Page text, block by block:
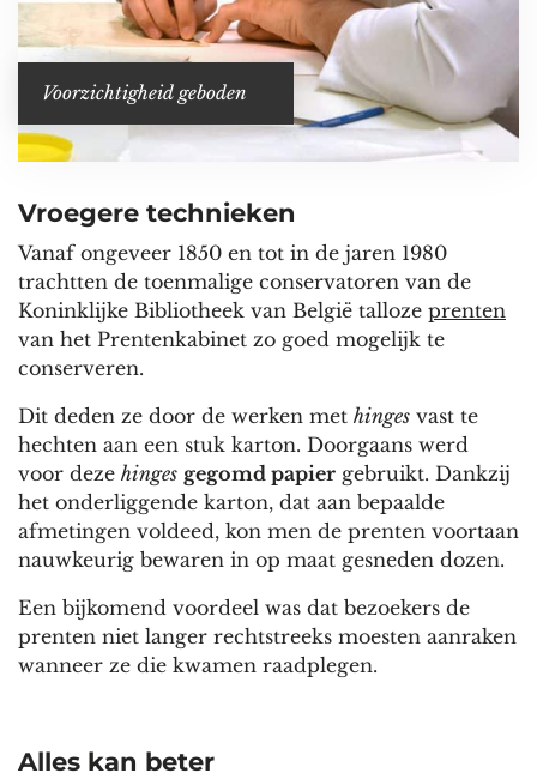
Voorzichtigheid geboden
Vroegere technieken
Vanaf ongeveer 1850 en tot in de jaren 1980
trachtten de toenmalige conservatoren van de
Koninklijke Bibliotheek van België talloze prenten
van het Prentenkabinet zo goed mogelijk te
conserveren.
Dit deden ze door de werken met hinges vast te
hechten aan een stuk karton. Doorgaans werd
voor deze hinges gegomd papier gebruikt. Dankzij
het onderliggende karton, dat aan bepaalde
afmetingen voldeed, kon men de prenten voortaan
nauwkeurig bewaren in op maat gesneden dozen.
Een bijkomend voordeel was dat bezoekers de
prenten niet langer rechtstreeks moesten aanraken
wanneer ze die kwamen raadplegen.
Alles kan beter